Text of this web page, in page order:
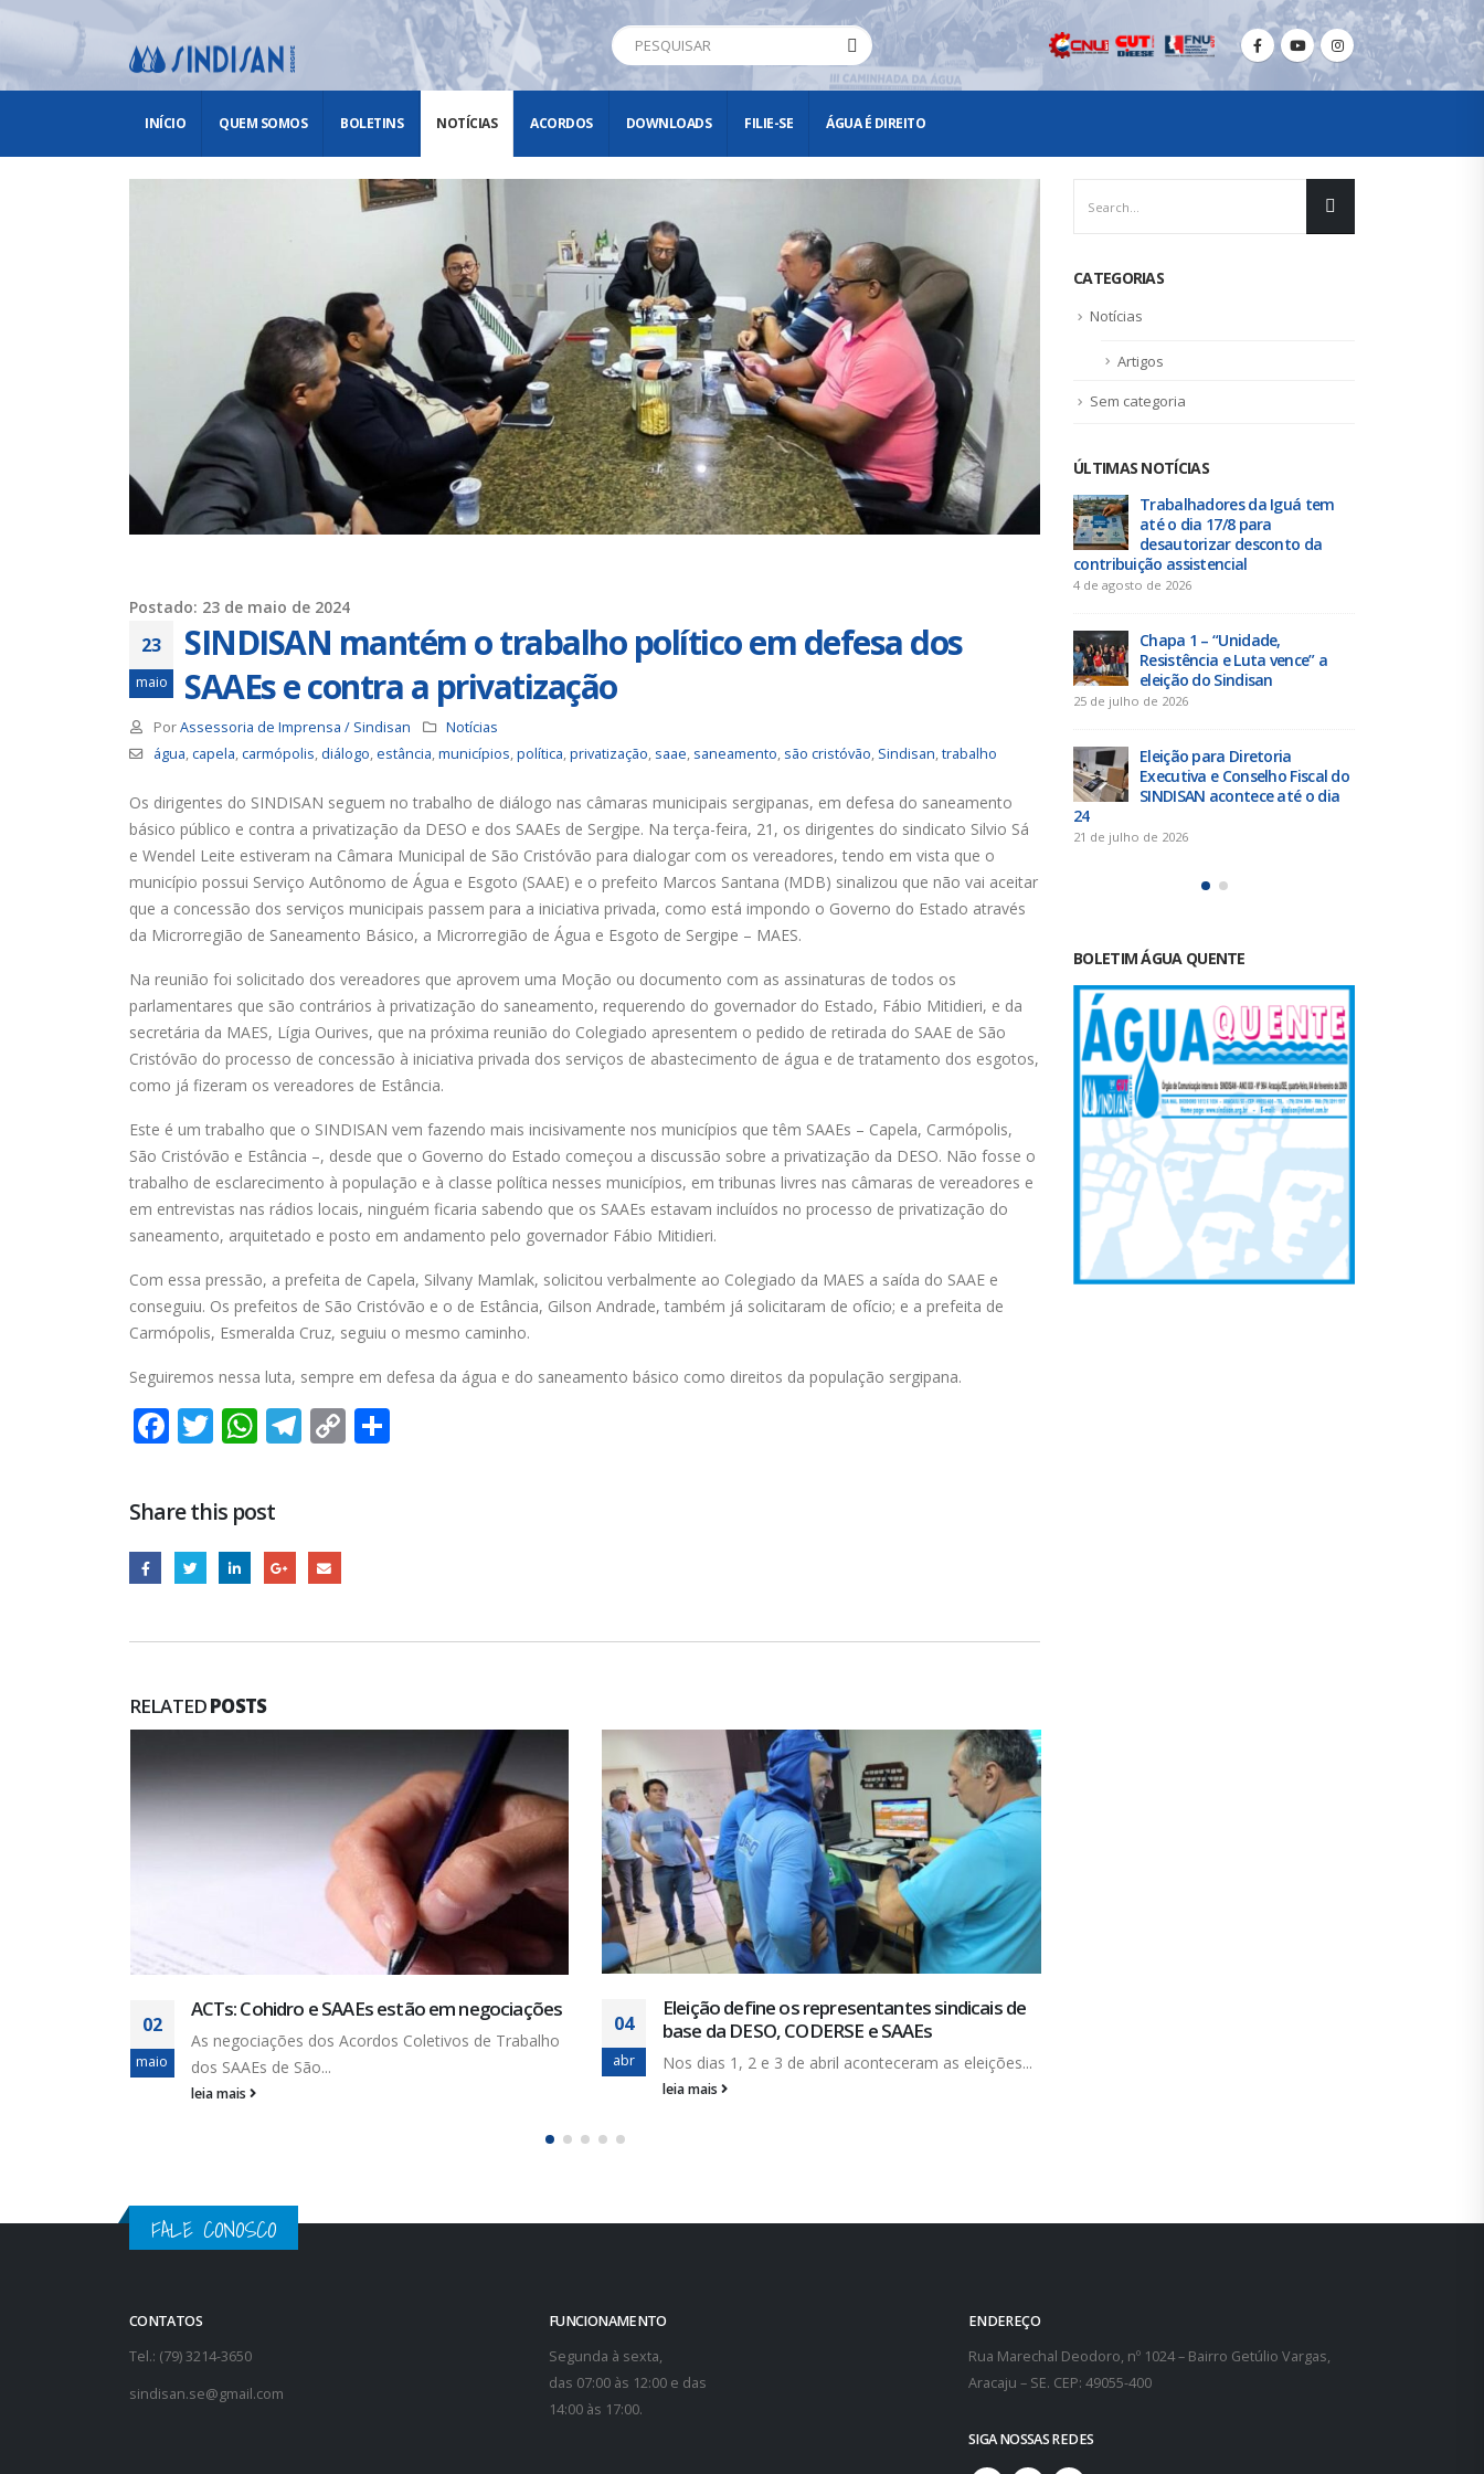
INÍCIO QUEM SOMOS BOLETINS NOTÍCIAS ACORDOS DOWNLOADS FILIE-SE ÁGUA É DIREITO
Postado: 23 de maio de 2024
23
maio
SINDISAN mantém o trabalho político em defesa dos
SAAEs e contra a privatização
PorAssessoria de Imprensa / Sindisan
Notícias
água,capela,carmópolis, diálogo,estância,municípios,política,privatização, saae, saneamento, são cristóvão, Sindisan,trabalho
Os dirigentes do SINDISAN seguem no trabalho de diálogo nas câmaras municipais sergipanas, em defesa do saneamento
básico público e contra a privatização da DESO e dos SAAEs de Sergipe. Na terça-feira, 21, os dirigentes do sindicato Silvio Sá
e Wendel Leite estiveram na Câmara Municipal de São Cristóvão para dialogar com os vereadores, tendo em vista que o
município possui Serviço Autônomo de Água e Esgoto (SAAE) e o prefeito Marcos Santana (MDB) sinalizou que não vai aceitar
que a concessão dos serviços municipais passem para a iniciativa privada, como está impondo o Governo do Estado através
da Microrregião de Saneamento Básico, a Microrregião de Água e Esgoto de Sergipe – MAES.
Na reunião foi solicitado dos vereadores que aprovem uma Moção ou documento com as assinaturas de todos os
parlamentares que são contrários à privatização do saneamento, requerendo do governador do Estado, Fábio Mitidieri, e da
secretária da MAES, Lígia Ourives, que na próxima reunião do Colegiado apresentem o pedido de retirada do SAAE de São
Cristóvão do processo de concessão à iniciativa privada dos serviços de abastecimento de água e de tratamento dos esgotos,
como já fizeram os vereadores de Estância.
Este é um trabalho que o SINDISAN vem fazendo mais incisivamente nos municípios que têm SAAEs – Capela, Carmópolis,
São Cristóvão e Estância –, desde que o Governo do Estado começou a discussão sobre a privatização da DESO. Não fosse o
trabalho de esclarecimento à população e à classe política nesses municípios, em tribunas livres nas câmaras de vereadores e
em entrevistas nas rádios locais, ninguém ficaria sabendo que os SAAEs estavam incluídos no processo de privatização do
saneamento, arquitetado e posto em andamento pelo governador Fábio Mitidieri.
Com essa pressão, a prefeita de Capela, Silvany Mamlak, solicitou verbalmente ao Colegiado da MAES a saída do SAAE e
conseguiu. Os prefeitos de São Cristóvão e o de Estância, Gilson Andrade, também já solicitaram de ofício; e a prefeita de
Carmópolis, Esmeralda Cruz, seguiu o mesmo caminho.
Seguiremos nessa luta, sempre em defesa da água e do saneamento básico como direitos da população sergipana.
Facebook
Twitter
WhatsApp
Telegram
Copy
Share this post
RELATEDPOSTS
04
abr
Eleição define os representantes sindicais de
base da DESO, CODERSE e SAAEs
Nos dias 1, 2 e 3 de abril aconteceram as eleições...
leia mais
28
dez
Terceirização sem fim é um dos grandes
problemas dentro da Deso
Dos diversos problemas que a Deso apresenta, um
julgamos ser dos...
CATEGORIAS
Notícias
Artigos
Sem categoria
ÚLTIMAS NOTÍCIAS
Trabalhadores da Iguá tem
até o dia 17/8 para
Chapa 1 – “Unidade,
Resistência e Luta vence” a
eleição do Sindisan
25 de julho de 2026
Eleição para Diretoria
SINDISAN acontece até o dia
24
21 de julho de 2026
Duas chapas inscritas para a
eleição do SINDISAN; pleito
reunião do Comitê de
Saneamento do ConCidades
16 de junho de 2026
Sergipe rejeitam
para o ACT 2026-2027
11 de junho de 2026
Trabalhadores da Iguá tem
até o dia 17/8 para
Chapa 1 – “Unidade,
Resistência e Luta vence” a
Eleição para Diretoria
SINDISAN acontece até o dia
24
21 de julho de 2026
Duas chapas inscritas para a
eleição do SINDISAN; pleito
acontece de 21 a 24 de julho
19 de junho de 2026
reunião do Comitê de
Saneamento do ConCidades
16 de junho de 2026
Sergipe rejeitam
contraproposta da empresa
para o ACT 2026-2027
11 de junho de 2026
FALE CONOSCO
Segunda à sexta,
das 07:00 às 12:00 e das
Rua Marechal Deodoro, nº 1024 – Bairro Getúlio Vargas,